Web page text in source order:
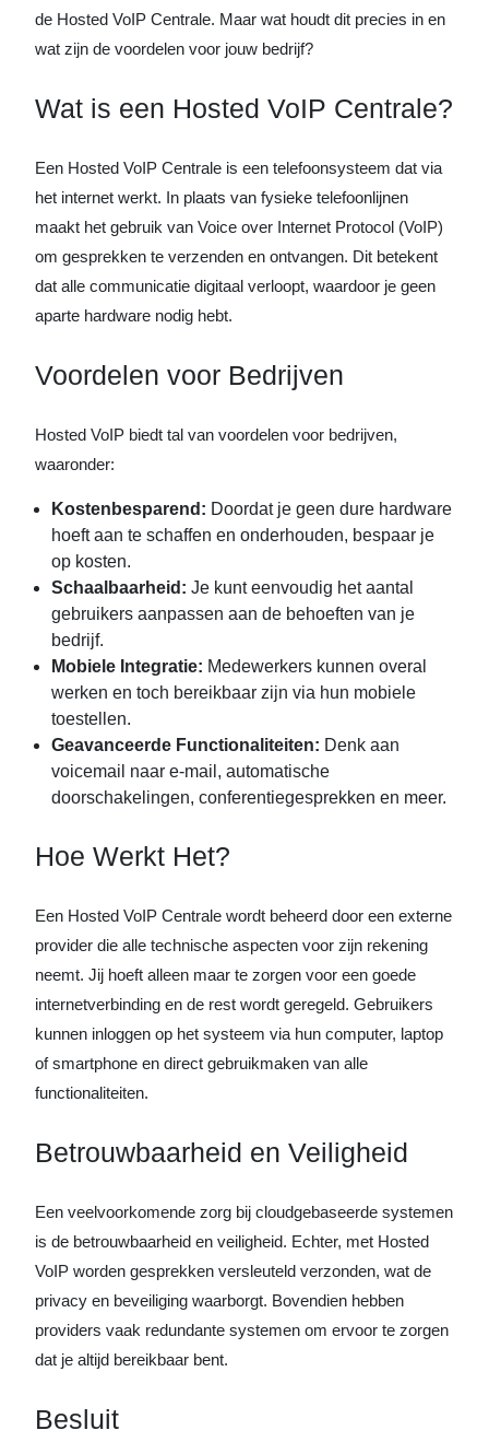
de Hosted VoIP Centrale. Maar wat houdt dit precies in en
wat zijn de voordelen voor jouw bedrijf?
Wat is een Hosted VoIP Centrale?
Een Hosted VoIP Centrale is een telefoonsysteem dat via
het internet werkt. In plaats van fysieke telefoonlijnen
maakt het gebruik van Voice over Internet Protocol (VoIP)
om gesprekken te verzenden en ontvangen. Dit betekent
dat alle communicatie digitaal verloopt, waardoor je geen
aparte hardware nodig hebt.
Voordelen voor Bedrijven
Hosted VoIP biedt tal van voordelen voor bedrijven,
waaronder:
Kostenbesparend: Doordat je geen dure hardware
hoeft aan te schaffen en onderhouden, bespaar je
op kosten.
Schaalbaarheid: Je kunt eenvoudig het aantal
gebruikers aanpassen aan de behoeften van je
bedrijf.
Mobiele Integratie: Medewerkers kunnen overal
werken en toch bereikbaar zijn via hun mobiele
toestellen.
Geavanceerde Functionaliteiten: Denk aan
voicemail naar e-mail, automatische
doorschakelingen, conferentiegesprekken en meer.
Hoe Werkt Het?
Een Hosted VoIP Centrale wordt beheerd door een externe
provider die alle technische aspecten voor zijn rekening
neemt. Jij hoeft alleen maar te zorgen voor een goede
internetverbinding en de rest wordt geregeld. Gebruikers
kunnen inloggen op het systeem via hun computer, laptop
of smartphone en direct gebruikmaken van alle
functionaliteiten.
Betrouwbaarheid en Veiligheid
Een veelvoorkomende zorg bij cloudgebaseerde systemen
is de betrouwbaarheid en veiligheid. Echter, met Hosted
VoIP worden gesprekken versleuteld verzonden, wat de
privacy en beveiliging waarborgt. Bovendien hebben
providers vaak redundante systemen om ervoor te zorgen
dat je altijd bereikbaar bent.
Besluit